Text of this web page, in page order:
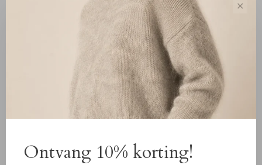
Sort by:
Showing 1 - 1 of 1
Clothing
✕
Ontvang 10% korting!